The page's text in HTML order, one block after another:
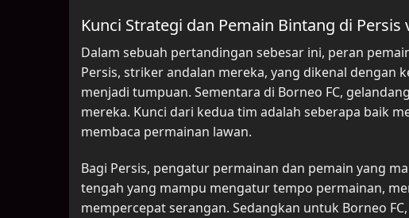
Kunci Strategi dan Pemain Bintang di
Dalam sebuah pertandingan sebesar ini, peran
Persis, striker andalan mereka, yang dikenal dengan
menjadi tumpuan. Sementara di Borneo FC,
mereka. Kunci dari kedua tim adalah seberapa baik
membaca permainan lawan.
Bagi Persis, pengatur permainan dan pemain yang
tengah yang mampu mengatur tempo permainan,
mempercepat serangan. Sedangkan untuk Borneo